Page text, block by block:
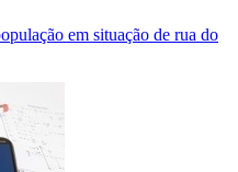
em situação de rua do